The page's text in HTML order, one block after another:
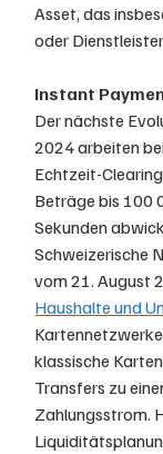
Asset, das
oder
Instant
Der nächste
2024 arbeiten
Echtzeit-
Beträge bis 100
Sekunden
Schweizerische
vom 21. August
Haushalte und
klassische
Transfers zu
Zahlungsstrom.